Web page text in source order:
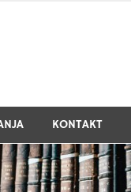
KONTAKT